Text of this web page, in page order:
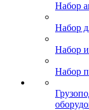
Набор
Набор
Набор
Набор